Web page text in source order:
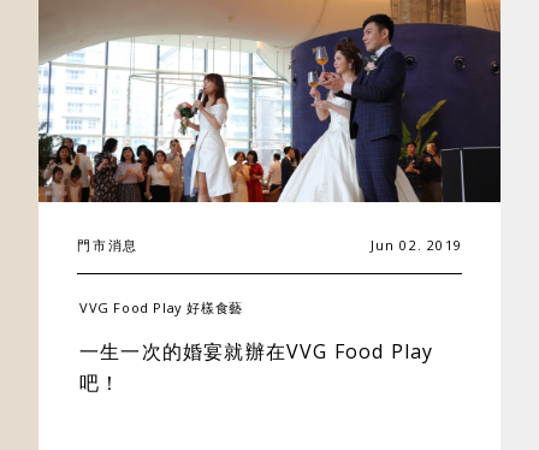
關於好樣
門市消息 Jun 02. 2019
VVG Food Play 好樣食藝
一生一次的婚宴就辦在VVG Food Play
吧！